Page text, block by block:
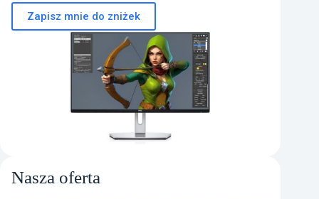
Zapisz mnie do zniżek
Nasza oferta